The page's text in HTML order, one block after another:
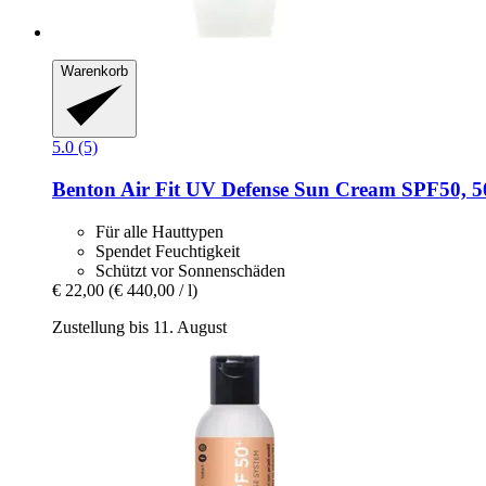
Warenkorb
5.0 (5)
Benton Air Fit UV Defense Sun Cream SPF50,
Für alle Hauttypen
Spendet Feuchtigkeit
Schützt vor Sonnenschäden
€ 22,00 (€ 440,00 / l)
Zustellung bis 11. August